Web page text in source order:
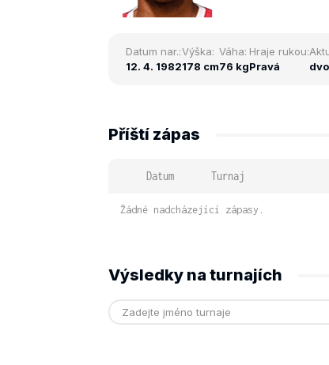
Datum nar.:
12. 4. 1982
Výška:
178 cm
Váha:
76 kg
Hraje rukou:
Pravá
Příští zápas
Datum Turnaj
Žádné nadcházející zápasy.
Výsledky na turnajích